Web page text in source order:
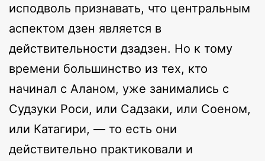
исподволь признавать, что центральным
аспектом дзен является в
действительности дзадзен. Но к тому
времени большинство из тех, кто
начинал с Аланом, уже занимались с
Судзуки Роси, или Садзаки, или Соеном,
или Катагири, — то есть они
действительно практиковали и